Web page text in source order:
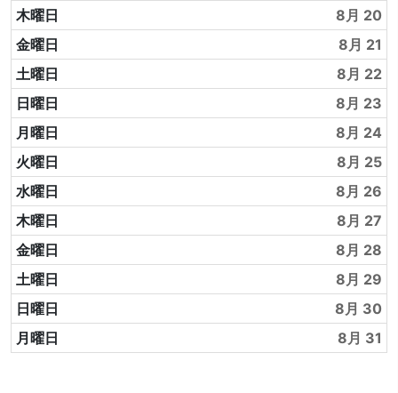
木曜日
8月 20
金曜日
8月 21
土曜日
8月 22
日曜日
8月 23
月曜日
8月 24
火曜日
8月 25
水曜日
8月 26
木曜日
8月 27
金曜日
8月 28
土曜日
8月 29
日曜日
8月 30
月曜日
8月 31